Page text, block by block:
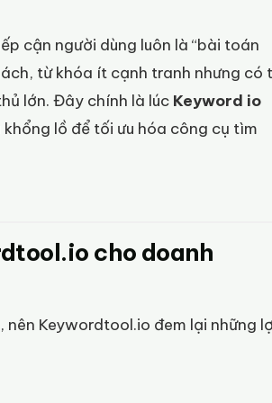
cận người dùng luôn là “bài toán
từ khóa ít cạnh tranh nhưng có
lớn. Đây chính là lúc Keyword io
lồ để tối ưu hóa công cụ tìm
cho doanh
Keywordtool.io đem lại những